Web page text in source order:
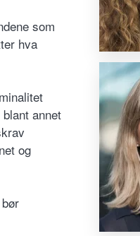
som
hva
annet
og